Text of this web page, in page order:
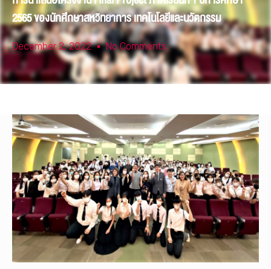
2565 ของนักศึกษาสหวิทยาการ เทคโนโลยีและนวัตกรรม
December 2, 2022 No Comments